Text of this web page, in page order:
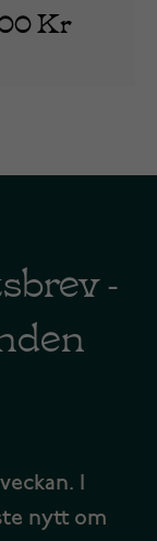
Kr
-
I
nytt om